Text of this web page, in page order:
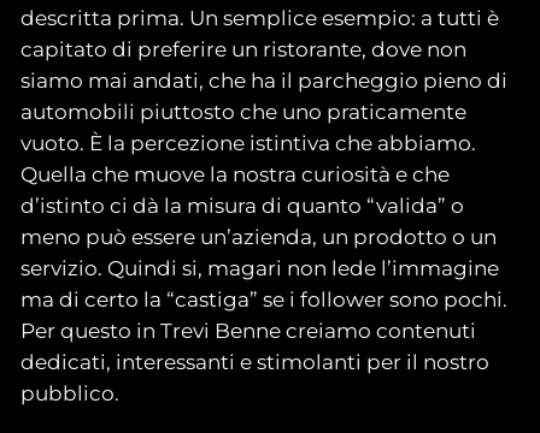
descritta prima. Un semplice esempio: a tutti è
capitato di preferire un ristorante, dove non
siamo mai andati, che ha il parcheggio pieno di
automobili piuttosto che uno praticamente
vuoto. È la percezione istintiva che abbiamo.
Quella che muove la nostra curiosità e che
d’istinto ci dà la misura di quanto “valida” o
meno può essere un’azienda, un prodotto o un
servizio. Quindi si, magari non lede l’immagine
ma di certo la “castiga” se i follower sono pochi.
Per questo in Trevi Benne creiamo contenuti
dedicati, interessanti e stimolanti per il nostro
pubblico.